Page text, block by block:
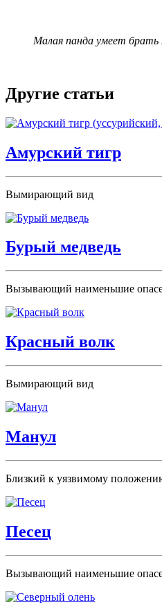
Малая панда умеет
Другие статьи
Амурский тигр
Вымирающий вид
Бурый медведь
Вызывающий наименьшие
Красный волк
Вымирающий вид
Манул
Близкий к уязвимому
Песец
Вызывающий наименьшие